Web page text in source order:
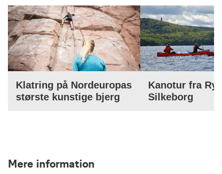
Klatring på Nordeuropas
største kunstige bjerg
Kanotur fra Ry
Silkeborg
Mere information